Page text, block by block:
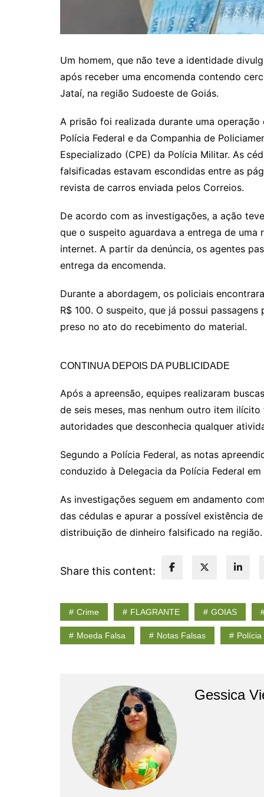
Um homem, que não teve a identidade
após receber uma encomenda contendo
Jataí, na região Sudoeste de Goiás.
A prisão foi realizada durante uma operação
Polícia Federal e da Companhia de
Especializado (CPE) da Polícia Militar. As
falsificadas estavam escondidas entre as
revista de carros enviada pelos Correios.
De acordo com as investigações, a ação
que o suspeito aguardava a entrega de
internet. A partir da denúncia, os agentes
entrega da encomenda.
Durante a abordagem, os policiais
R$ 100. O suspeito, que já possui
preso no ato do recebimento do material.
CONTINUA DEPOIS DA PUBLICIDADE
Após a apreensão, equipes realizaram
de seis meses, mas nenhum outro item
autoridades que desconhecia qualquer
Segundo a Polícia Federal, as notas
conduzido à Delegacia da Polícia Federal
As investigações seguem em andamento
das cédulas e apurar a possível existência
distribuição de dinheiro falsificado na região.
Share this content:
Crime FLAGRANTE GOIAS
Moeda Falsa Notas Falsas
Gessica